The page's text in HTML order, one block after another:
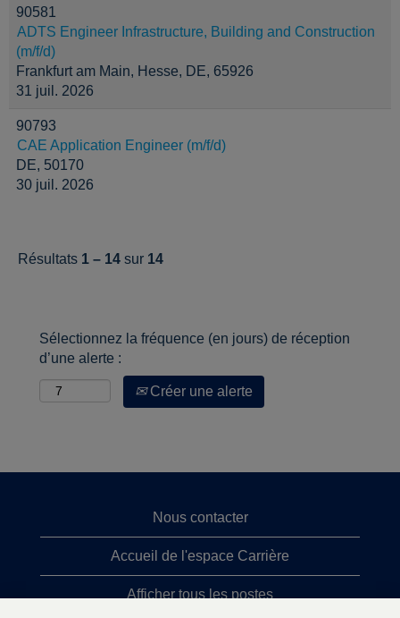
90581
ADTS Engineer Infrastructure, Building and Construction
(m/f/d)
Frankfurt am Main, Hesse, DE, 65926
31 juil. 2026
90793
CAE Application Engineer (m/f/d)
DE, 50170
30 juil. 2026
Résultats 1 – 14 sur 14
Sélectionnez la fréquence (en jours) de réception
d’une alerte :
Créer une alerte
Nous contacter
Accueil de l'espace Carrière
Afficher tous les postes